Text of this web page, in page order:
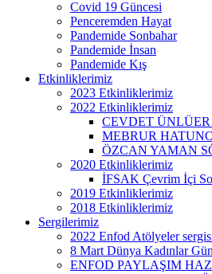
Covid 19 Güncesi
Penceremden Hayat
Pandemide Sonbahar
Pandemide İnsan
Pandemide Kış
Etkinliklerimiz
2023 Etkinliklerimiz
2022 Etkinliklerimiz
CEVDET ÜNLÜER
MEBRUR
ÖZCAN YAMAN
2020 Etkinliklerimiz
İFSAK Çevrim İçi
2019 Etkinliklerimiz
2018 Etkinliklerimiz
Sergilerimiz
2022 Enfod Atölyeler
8 Mart Dünya Kadınlar
ENFOD PAYLAŞIM